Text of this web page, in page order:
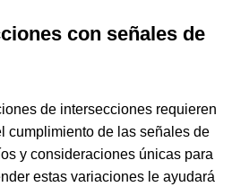
con señales de
de intersecciones requieren
cumplimiento de las señales de
y consideraciones únicas para
estas variaciones le ayudará